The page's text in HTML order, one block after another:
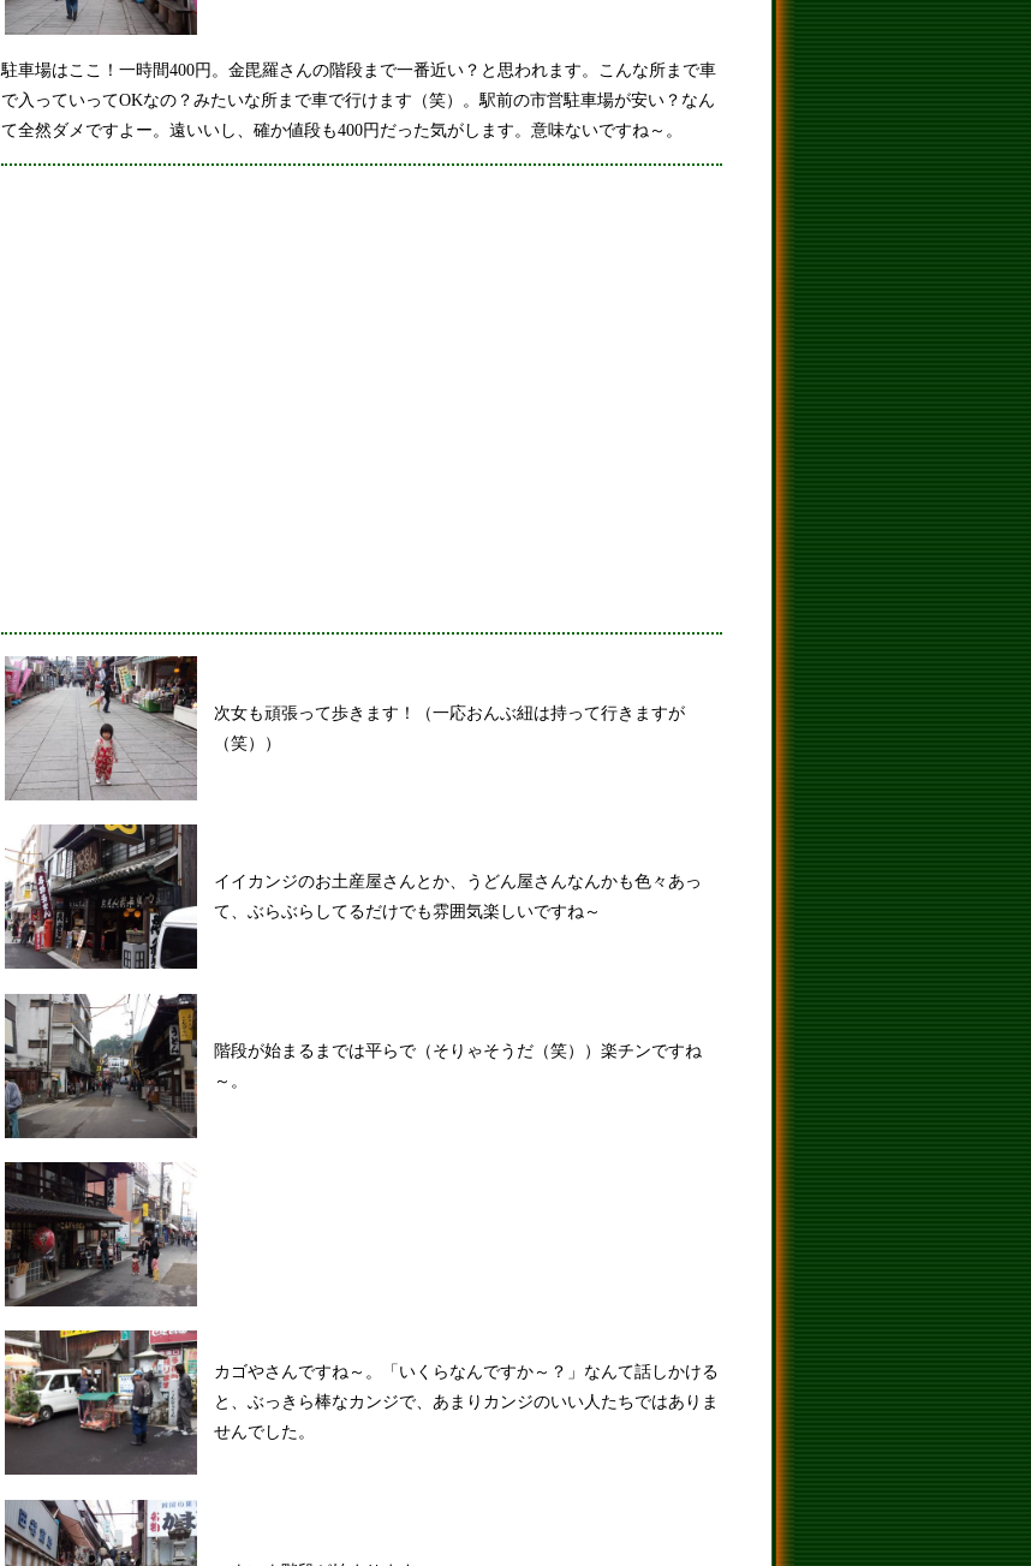
駐車場はここ！一時間400円。金毘羅さんの階段まで一番近い？と思われます。こんな所まで車
で入っていってOKなの？みたいな所まで車で行けます（笑）。駅前の市営駐車場が安い？なん
て全然ダメですよー。遠いいし、確か値段も400円だった気がします。意味ないですね～。
次女も頑張って歩きます！（一応おんぶ紐は持って行きますが
（笑））
イイカンジのお土産屋さんとか、うどん屋さんなんかも色々あっ
て、ぶらぶらしてるだけでも雰囲気楽しいですね～
階段が始まるまでは平らで（そりゃそうだ（笑））楽チンですね
～。
カゴやさんですね～。「いくらなんですか～？」なんて話しかける
と、ぶっきら棒なカンジで、あまりカンジのいい人たちではありま
せんでした。